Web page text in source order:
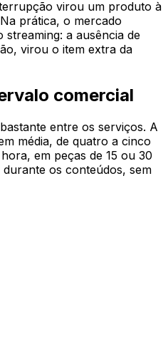
virou um produto à
prática, o mercado
a ausência de
virou o item extra da
comercial
entre os serviços. A
média, de quatro a cinco
em peças de 15 ou 30
os conteúdos, sem